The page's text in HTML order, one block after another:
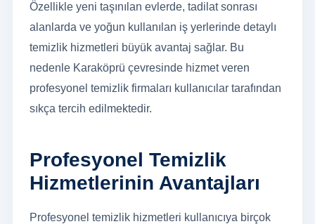
Özellikle yeni taşınılan evlerde, tadilat sonrası
alanlarda ve yoğun kullanılan iş yerlerinde detaylı
temizlik hizmetleri büyük avantaj sağlar. Bu
nedenle Karaköprü çevresinde hizmet veren
profesyonel temizlik firmaları kullanıcılar tarafından
sıkça tercih edilmektedir.
Profesyonel Temizlik
Hizmetlerinin Avantajları
Profesyonel temizlik hizmetleri kullanıcıya birçok